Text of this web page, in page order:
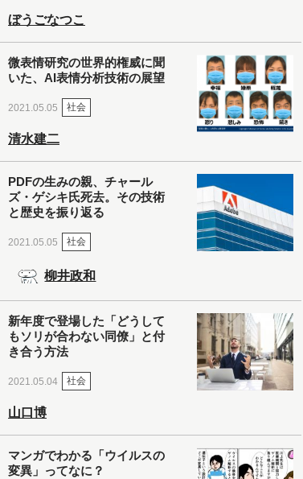
ぼうごなつこ
微表情研究の世界的権威に聞
いた、AI表情分析技術の展望
2021.05.05 社会
清水建二
PDFの生みの親、チャール
ズ・ゲシキ氏死去。その技術
と歴史を振り返る
2021.05.05 社会
柳井政和
新年度で登場した「どうして
もソリが合わない同僚」と付
き合う方法
2021.05.04 社会
山口博
マンガでわかる「ウイルスの
変異」ってなに？